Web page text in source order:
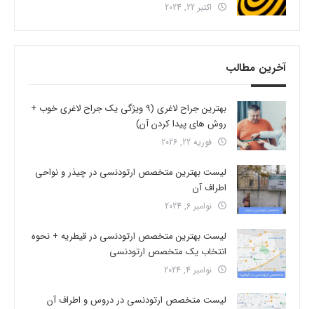
اکتبر 22, 2024
آخرین مطالب
بهترین جراح لاغری (9 ویژگی یک جراح لاغری خوب +
روش های پیدا کردن آن)
فوریه 22, 2026
لیست بهترین متخصص ارتودنسی در چیذر و نواحی
اطراف آن
نوامبر 6, 2024
لیست بهترین متخصص ارتودنسی در قیطریه + نحوه
انتخاب یک متخصص ارتودنسی
نوامبر 4, 2024
لیست متخصص ارتودنسی در دروس و اطراف آن